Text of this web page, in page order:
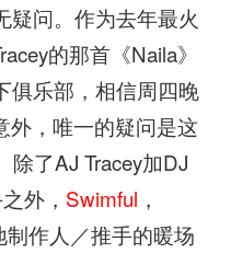
疑问。作为去年最火
的那首《Naila》
俱乐部，相信周四晚
外，唯一的疑问是这
除了AJ Tracey加DJ
外， Swimful ，
作人／推手的暖场